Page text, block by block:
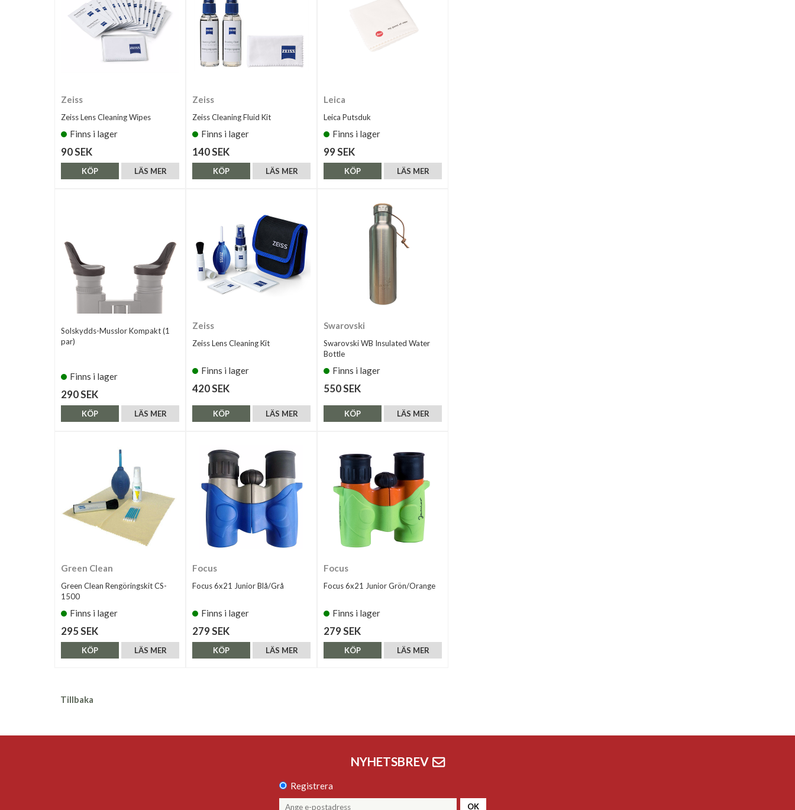
Zeiss
Zeiss Lens Cleaning Wipes
Finns i lager
90 SEK
LÄS MER
KÖP
Zeiss
Zeiss Cleaning Fluid Kit
Finns i lager
140 SEK
LÄS MER
KÖP
Leica
Leica Putsduk
Finns i lager
99 SEK
LÄS MER
KÖP
Solskydds-Musslor Kompakt (1
par)
Finns i lager
290 SEK
LÄS MER
KÖP
Zeiss
Zeiss Lens Cleaning Kit
Finns i lager
420 SEK
LÄS MER
KÖP
Swarovski
Swarovski WB Insulated Water
Bottle
Finns i lager
550 SEK
LÄS MER
KÖP
Green Clean
Green Clean Rengöringskit CS-
1500
Finns i lager
295 SEK
LÄS MER
KÖP
Focus
Focus 6x21 Junior Blå/Grå
Finns i lager
279 SEK
LÄS MER
KÖP
Focus
Focus 6x21 Junior Grön/Orange
Finns i lager
279 SEK
LÄS MER
KÖP
Tillbaka
NYHETSBREV
Registrera
OK